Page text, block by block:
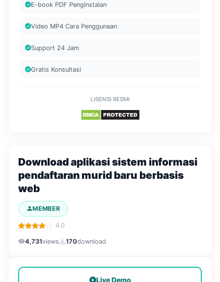
E-book PDF Penginstalan
Video MP4 Cara Penggunaan
Support 24 Jam
Gratis Konsultasi
LISENSI RESMI
Download aplikasi sistem informasi
pendaftaran murid baru berbasis
web
MEMBER
4.0
4,731views 170download
Live Demo